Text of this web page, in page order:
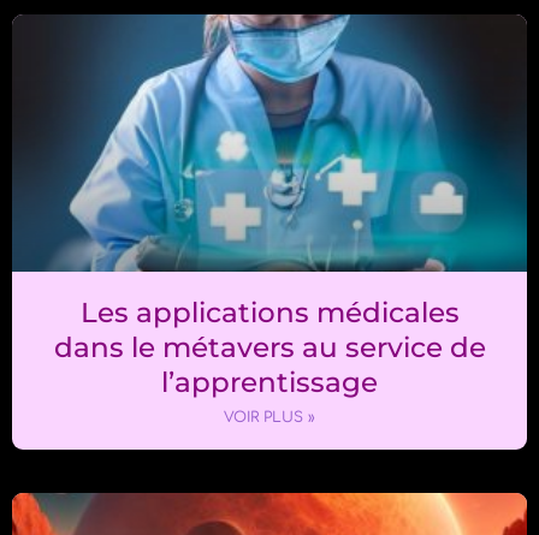
Les applications médicales
dans le métavers au service de
l’apprentissage
VOIR PLUS »